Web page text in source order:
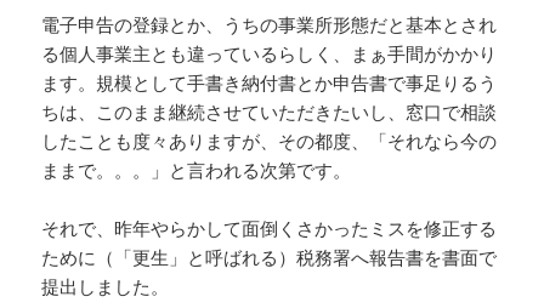
電子申告の登録とか、うちの事業所形態だと基本とされ
る個人事業主とも違っているらしく、まぁ手間がかかり
ます。規模として手書き納付書とか申告書で事足りるう
ちは、このまま継続させていただきたいし、窓口で相談
したことも度々ありますが、その都度、「それなら今の
ままで。。。」と言われる次第です。
それで、昨年やらかして面倒くさかったミスを修正する
ために（「更生」と呼ばれる）税務署へ報告書を書面で
提出しました。